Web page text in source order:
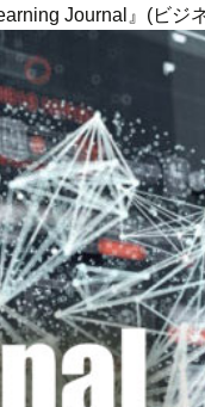
Journal』(ビ